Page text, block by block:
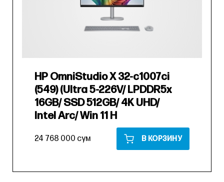
HP OmniStudio X 32-c1007ci
(549) (Ultra 5-226V/ LPDDR5x
16GB/ SSD 512GB/ 4K UHD/
Intel Arc/ Win 11 H
24 768 000 сум В КОРЗИНУ